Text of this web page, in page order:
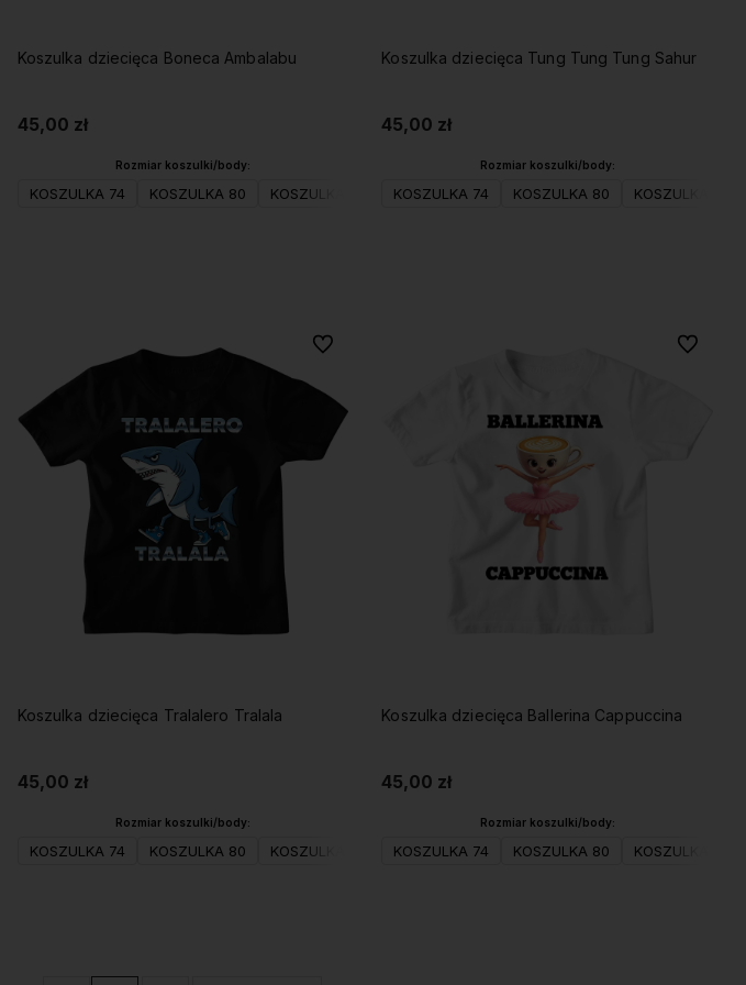
KOSZULKA 104(XS) KOSZULKA 116(S) KOSZULKA 128(M) KOSZULKA 140(L) KOSZULKA 152(XL)
Koszulka dziecięca Boneca Ambalabu
45,00 zł
Rozmiar koszulki/body:
KOSZULKA 74 KOSZULKA 80 KOSZULKA 98 KOSZULKA 104(XS) KOSZULKA 116(S)
Koszulka dziecięca Tung Tung Tung Sahur
45,00 zł
Rozmiar koszulki/body:
KOSZULKA 74 KOSZULKA 80 KOSZULKA 98
KOSZULKA 104(XS) KOSZULKA 116(S) KOSZULKA 128(M) KOSZULKA 140(L) KOSZULKA 152(XL)
Koszulka dziecięca Tralalero Tralala
45,00 zł
Rozmiar koszulki/body:
KOSZULKA 74 KOSZULKA 80 KOSZULKA 98 KOSZULKA 104(XS) KOSZULKA 116(S)
Do ulubionych
Koszulka dziecięca Ballerina Cappuccina
45,00 zł
Rozmiar koszulki/body:
KOSZULKA 74 KOSZULKA 80 KOSZULKA 98
Do